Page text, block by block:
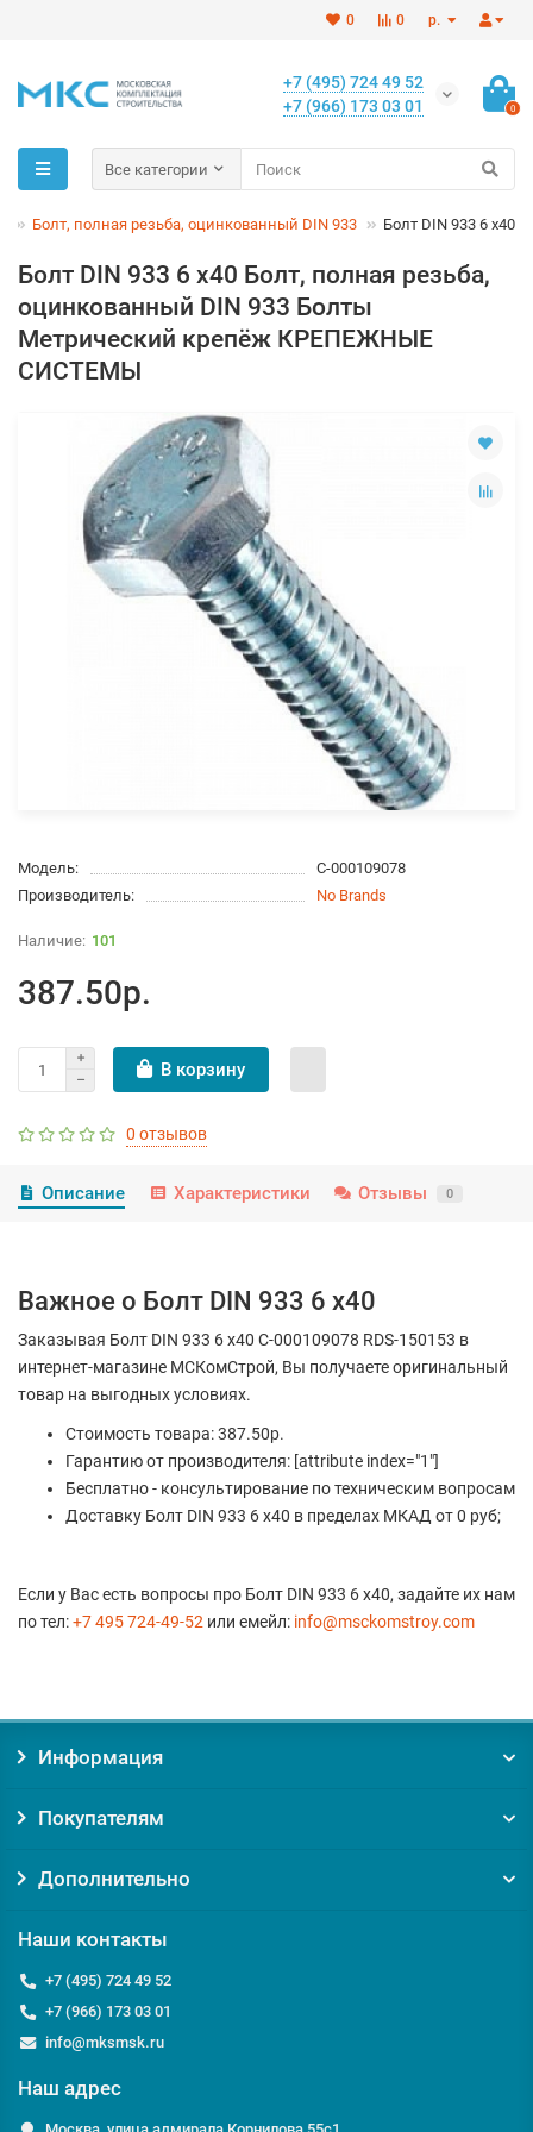
р.
0
0
+7 (495) 724 49 52
+7 (966) 173 03 01
0
Все категории
Болт, полная резьба, оцинкованный DIN 933 Болт DIN 933 6 х40
Болт DIN 933 6 х40 Болт, полная резьба,
оцинкованный DIN 933 Болты
Метрический крепёж КРЕПЕЖНЫЕ
СИСТЕМЫ
Модель:
С-000109078
Производитель:
No Brands
101
387.50р.
В корзину
0 отзывов
Описание Характеристики Отзывы 0
Важное о Болт DIN 933 6 х40
Заказывая Болт DIN 933 6 х40 С-000109078 RDS-150153 в
интернет-магазине МСКомСтрой, Вы получаете оригинальный
товар на выгодных условиях.
Стоимость товара: 387.50р.
Гарантию от производителя: [attribute index="1"]
Бесплатно - консультирование по техническим вопросам
Доставку Болт DIN 933 6 х40 в пределах МКАД от 0 руб;
Если у Вас есть вопросы про Болт DIN 933 6 х40, задайте их нам
по тел:+7 495 724-49-52 или емейл: info@msckomstroy.com
Информация
Покупателям
Дополнительно
Наши контакты
+7 (495) 724 49 52
+7 (966) 173 03 01
info@mksmsk.ru
Наш адрес